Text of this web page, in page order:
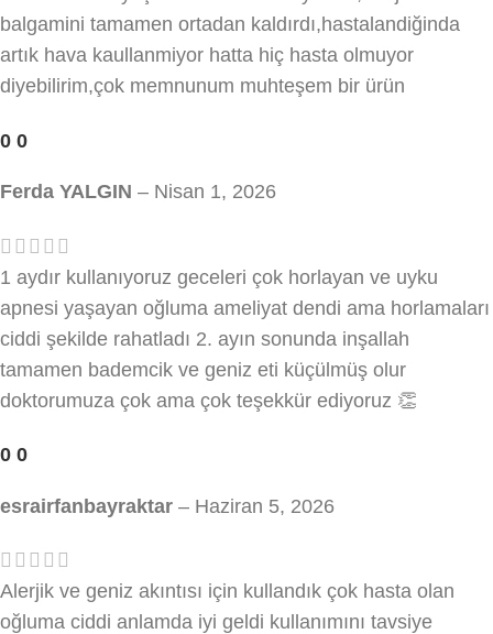
balgamini tamamen ortadan kaldırdı,hastalandiğinda
artık hava kaullanmiyor hatta hiç hasta olmuyor
diyebilirim,çok memnunum muhteşem bir ürün
0 0
Ferda YALGIN – Nisan 1, 2026
1 aydır kullanıyoruz geceleri çok horlayan ve uyku
apnesi yaşayan oğluma ameliyat dendi ama horlamaları
ciddi şekilde rahatladı 2. ayın sonunda inşallah
tamamen bademcik ve geniz eti küçülmüş olur
doktorumuza çok ama çok teşekkür ediyoruz 👏
0 0
esrairfanbayraktar – Haziran 5, 2026
Alerjik ve geniz akıntısı için kullandık çok hasta olan
oğluma ciddi anlamda iyi geldi kullanımını tavsiye